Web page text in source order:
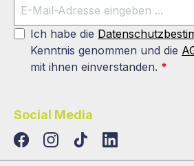
Ich habe die
Kenntnis genommen und die
mit ihnen einverstanden. *
Social Media
TikTokLinkedIn